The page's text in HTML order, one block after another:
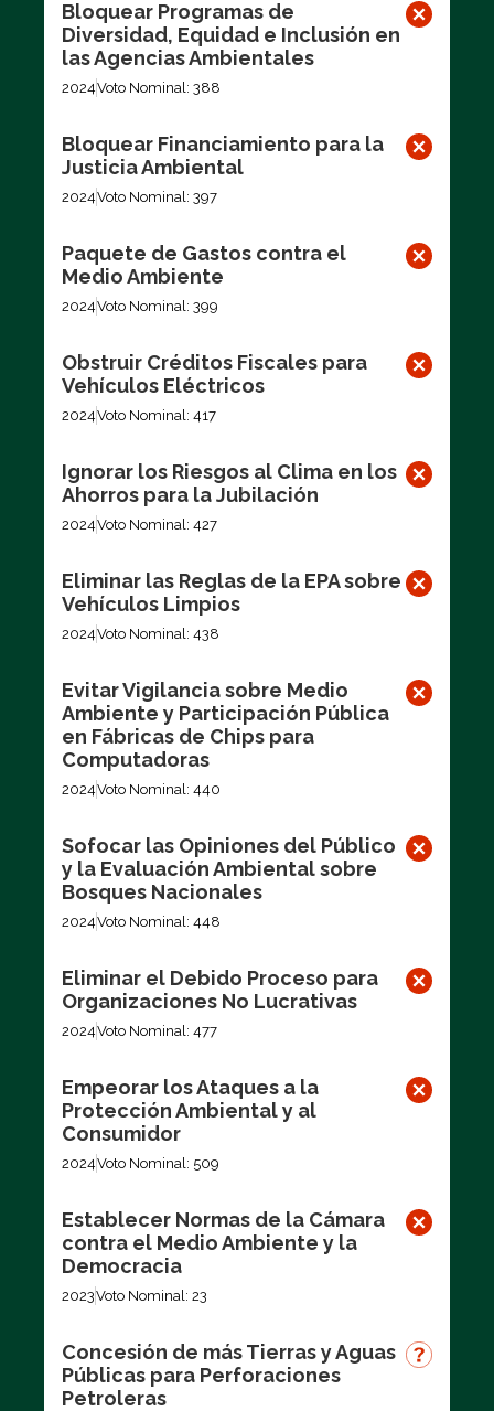
Bloquear Programas de
Diversidad, Equidad e Inclusión en
las Agencias Ambientales
2024Voto Nominal: 388
Bloquear Financiamiento para la
Justicia Ambiental
2024Voto Nominal: 397
Paquete de Gastos contra el
Medio Ambiente
2024Voto Nominal: 399
Obstruir Créditos Fiscales para
Vehículos Eléctricos
2024Voto Nominal: 417
Ignorar los Riesgos al Clima en los
Ahorros para la Jubilación
2024Voto Nominal: 427
Eliminar las Reglas de la EPA sobre
Vehículos Limpios
2024Voto Nominal: 438
Evitar Vigilancia sobre Medio
Ambiente y Participación Pública
en Fábricas de Chips para
Computadoras
2024Voto Nominal: 440
Sofocar las Opiniones del Público
y la Evaluación Ambiental sobre
Bosques Nacionales
2024Voto Nominal: 448
Eliminar el Debido Proceso para
Organizaciones No Lucrativas
2024Voto Nominal: 477
Empeorar los Ataques a la
Protección Ambiental y al
Consumidor
2024Voto Nominal: 509
Establecer Normas de la Cámara
contra el Medio Ambiente y la
Democracia
2023Voto Nominal: 23
Concesión de más Tierras y Aguas
Públicas para Perforaciones
Petroleras